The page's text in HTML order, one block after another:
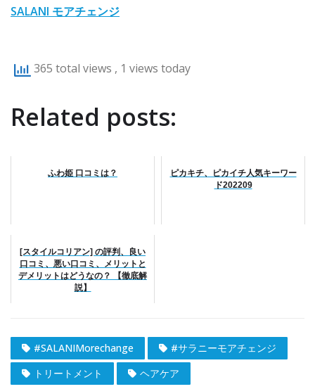
SALANI モアチェンジ
365 total views , 1 views today
Related posts:
ふわ姫 口コミは？
ピカキチ、ピカイチ人気キーワー
ド202209
[スタイルコリアン] の評判、良い
口コミ、悪い口コミ、メリットと
デメリットはどうなの？ 【徹底解
説】
#SALANIMorechange
#サラニーモアチェンジ
トリートメント
ヘアケア